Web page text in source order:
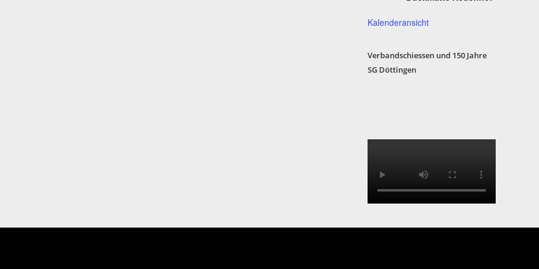
Kalenderansicht
Verbandschiessen und 150 Jahre
SG Döttingen